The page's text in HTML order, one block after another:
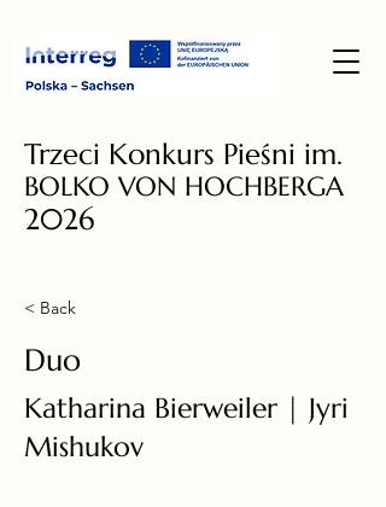
Trzeci Konkurs Pieśni im.
BOLKO VON HOCHBERGA
2026
< Back
Duo
Katharina Bierweiler | Jyri
Mishukov